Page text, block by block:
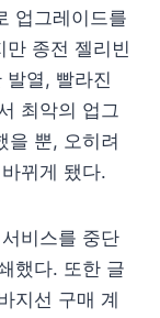
업그레이드를
종전 젤리빈
발열, 빨라진
최악의 업그
을 뿐, 오히려
뀌게 됐다.
비스를 중단
했다. 또한 글
지선 구매 계